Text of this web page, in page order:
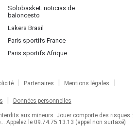
Solobasket: noticias de
baloncesto
Lakers Brasil
Paris sportifs France
Paris sportifs Afrique
Partenaires Mentions légales
Données personnelles
aux mineurs. Jouer comporte des risques :
Appelez le 09.74.75.13.13 (appel non surtaxé)